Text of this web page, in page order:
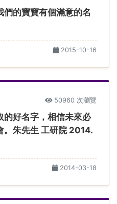
的寶寶有個滿意的名
2015-10-16
50960 次瀏覽
的好名字，相信未來必
。朱先生 工研院 2014.
2014-03-18